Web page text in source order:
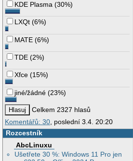
KDE Plasma (30%)
LXQt (6%)
MATE (6%)
TDE (2%)
Xfce (15%)
jiné/žádné (23%)
Celkem 2327 hlasů
Komentářů: 30, poslední 3.4. 20:20
Rozcestník
AbcLinuxu
Ušetřete 30 %: Windows 11 Pro jen